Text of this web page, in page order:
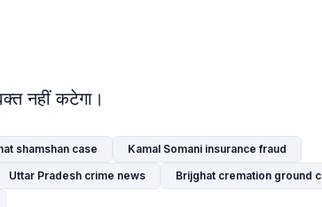
नहीं कटेगा।
shamshan case
Kamal Somani insurance fraud
Uttar Pradesh crime news
Brijghat cremation ground